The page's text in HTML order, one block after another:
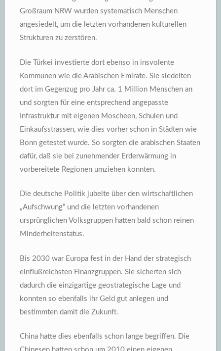
Großraum NRW wurden systematisch Menschen
angesiedelt, um die letzten vorhandenen kulturellen
Strukturen zu zerstören.
Die Türkei investierte dort ebenso in insvolente
Kommunen wie die Arabischen Emirate. Sie siedelten
dort im Gegenzug pro Jahr ca. 1 Million Menschen an
und sorgten für eine entsprechend angepasste
Infrastruktur mit eigenen Moscheen, Schulen und
Einkaufsstrassen, wie dies vorher schon in Städten wie
Bonn getestet wurde. So sorgten die arabischen Staaten
dafür, daß sie bei zunehmender Erderwärmung in
vorbereitete Regionen umziehen konnten.
Die deutsche Politik jubelte über den wirtschaftlichen
„Aufschwung“ und die letzten vorhandenen
ursprünglichen Volksgruppen hatten bald schon reinen
Minderheitenstatus.
Bis 2030 war Europa fest in der Hand der strategisch
einflußreichsten Finanzgruppen. Sie sicherten sich
dadurch die einzigartige geostrategische Lage und
konnten so ebenfalls ihr Geld gut anlegen und
bestimmten damit die Zukunft.
China hatte dies ebenfalls schon lange begriffen. Die